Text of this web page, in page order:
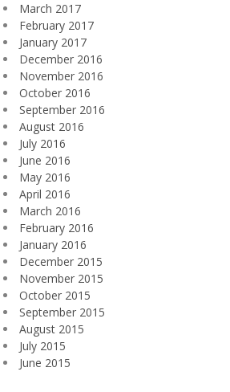
March 2017
February 2017
January 2017
December 2016
November 2016
October 2016
September 2016
August 2016
July 2016
June 2016
May 2016
April 2016
March 2016
February 2016
January 2016
December 2015
November 2015
October 2015
September 2015
August 2015
July 2015
June 2015